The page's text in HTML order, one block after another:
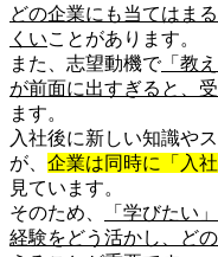
どの企業にも当てはま
くいことがあります。
また、志望動機で「教
が前面に出すぎると、
ます。
入社後に新しい知識や
が、 企業は同時に「入
見ています。
そのため、
「学びたい
経験をどう活かし、ど